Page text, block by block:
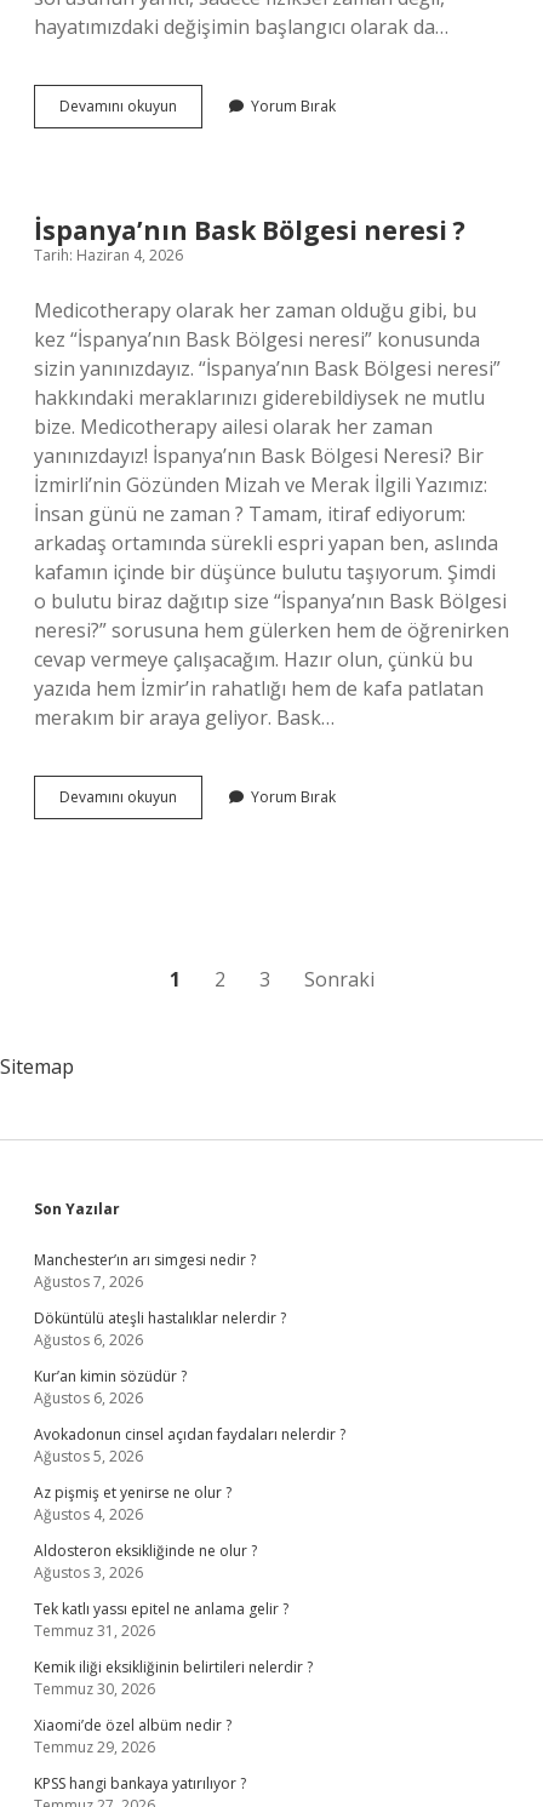
hayatımızdaki değişimin başlangıcı olarak da…
Devamını okuyun Kahramanmaraş
depremi
Yorum Bırak
İspanya’nın Bask Bölgesi neresi ?
Tarih: Haziran 4, 2026
Medicotherapy olarak her zaman olduğu gibi, bu
kez “İspanya’nın Bask Bölgesi neresi” konusunda
sizin yanınızdayız. “İspanya’nın Bask Bölgesi neresi”
hakkındaki meraklarınızı giderebildiysek ne mutlu
bize. Medicotherapy ailesi olarak her zaman
yanınızdayız! İspanya’nın Bask Bölgesi Neresi? Bir
İzmirli’nin Gözünden Mizah ve Merak İlgili Yazımız:
İnsan günü ne zaman ? Tamam, itiraf ediyorum:
arkadaş ortamında sürekli espri yapan ben, aslında
kafamın içinde bir düşünce bulutu taşıyorum. Şimdi
o bulutu biraz dağıtıp size “İspanya’nın Bask Bölgesi
neresi?” sorusuna hem gülerken hem de öğrenirken
cevap vermeye çalışacağım. Hazır olun, çünkü bu
yazıda hem İzmir’in rahatlığı hem de kafa patlatan
merakım bir araya geliyor. Bask…
Devamını okuyun İspanya’nın
Bask
Yorum Bırak
1 2 3 Sonraki
Sitemap
Sidebar
Son Yazılar
Manchester’ın arı simgesi nedir ?
Ağustos 7, 2026
Döküntülü ateşli hastalıklar nelerdir ?
Ağustos 6, 2026
Kur’an kimin sözüdür ?
Ağustos 6, 2026
Avokadonun cinsel açıdan faydaları nelerdir ?
Ağustos 5, 2026
Az pişmiş et yenirse ne olur ?
Ağustos 4, 2026
Aldosteron eksikliğinde ne olur ?
Ağustos 3, 2026
Tek katlı yassı epitel ne anlama gelir ?
Temmuz 31, 2026
Kemik iliği eksikliğinin belirtileri nelerdir ?
Temmuz 30, 2026
Xiaomi’de özel albüm nedir ?
Temmuz 29, 2026
KPSS hangi bankaya yatırılıyor ?